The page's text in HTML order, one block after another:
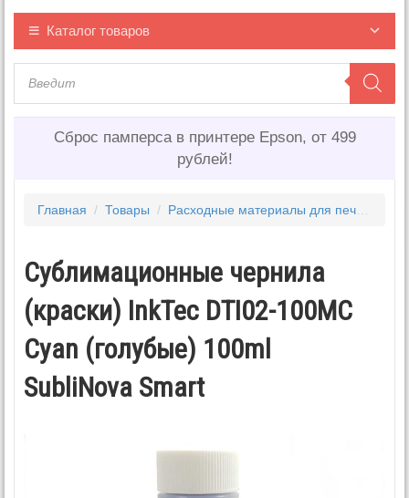
Каталог товаров
Сброс памперса в принтере Epson, от 499
рублей!
Главная / Товары / Расходные материалы для печати
Сублимационные чернила
(краски) InkTec DTI02-100MC
Cyan (голубые) 100ml
SubliNova Smart